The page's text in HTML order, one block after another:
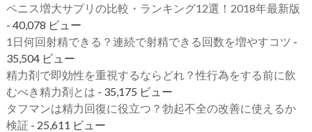
ペニス増大サプリの比較・ランキング12選！2018年最新版
- 40,078 ビュー
1日何回射精できる？連続で射精できる回数を増やすコツ -
35,504 ビュー
精力剤で即効性を重視するならどれ？性行為をする前に飲
むべき精力剤とは - 35,175 ビュー
タフマンは精力回復に役立つ？勃起不全の改善に使えるか
検証 - 25,611 ビュー